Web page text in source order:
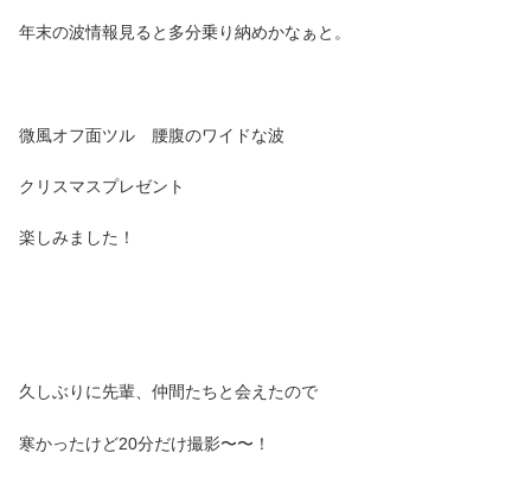
年末の波情報見ると多分乗り納めかなぁと。
微風オフ面ツル 腰腹のワイドな波
クリスマスプレゼント
楽しみました！
久しぶりに先輩、仲間たちと会えたので
寒かったけど20分だけ撮影〜〜！